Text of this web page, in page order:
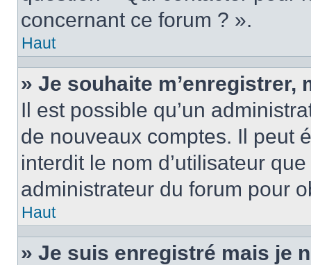
concernant ce forum ? ».
Haut
» Je souhaite m’enregistrer,
Il est possible qu’un
de nouveaux comptes. Il peut
interdit le nom d’utilisateur
administrateur du forum pour
Haut
» Je suis enregistré mais je